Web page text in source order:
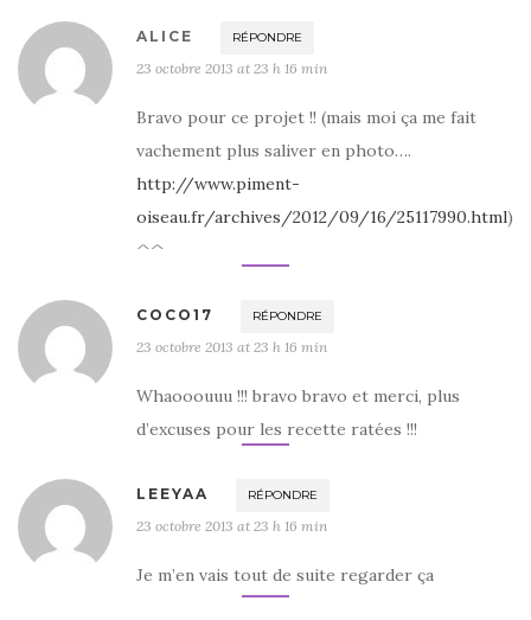
ALICE RÉPONDRE
23 octobre 2013 at 23 h 16 min
Bravo pour ce projet !! (mais moi ça me fait
vachement plus saliver en photo….
http://www.piment-
oiseau.fr/archives/2012/09/16/25117990.html)
^^
COCO17 RÉPONDRE
23 octobre 2013 at 23 h 16 min
Whaooouuu !!! bravo bravo et merci, plus
d’excuses pour les recette ratées !!!
LEEYAA RÉPONDRE
23 octobre 2013 at 23 h 16 min
Je m’en vais tout de suite regarder ça